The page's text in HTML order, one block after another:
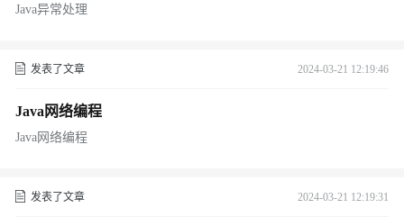
Java异常处理
发表了文章 2024-03-21 12:19:46
Java网络编程
Java网络编程
发表了文章 2024-03-21 12:19:31